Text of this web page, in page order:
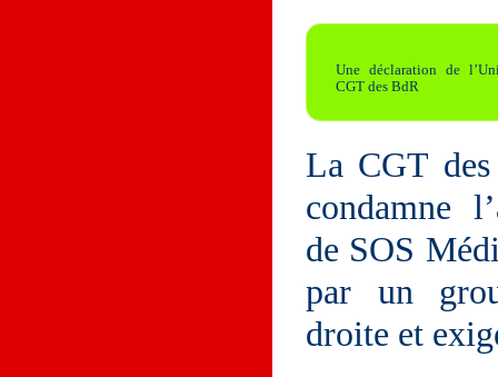
Une déclaration de
CGT des BdR
La CGT
condamne
de SOS
par un
droite et